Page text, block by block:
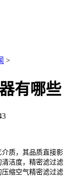
>
有哪些
质，其品质直接影
洁度，精密滤过滤
缩空气精密滤过滤